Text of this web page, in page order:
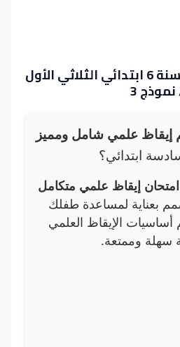
تقييم إيقاظ علمي سنة 6 ابتدائي الثلاثي الأول
3
إيقاظ علمي شامل ومميز
ابتدائي؟
إيقاظ علمي متكامل
بعناية لمساعدة طفلك
الإيقاظ العلمي
سهلة وممتعة.